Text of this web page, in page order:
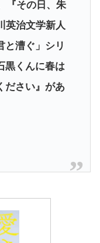
『その日、朱
英治文学新人
と漕ぐ」シリ
黒くんに春は
ださい』があ